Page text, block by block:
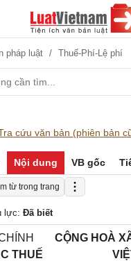
pháp luật Thuế-Phí-Lệ phí
cứu văn bản (phiên bản
Nội dung VB gốc
từ trong trang
lực: Đã biết
THUẾ
CỘNG HOÀ